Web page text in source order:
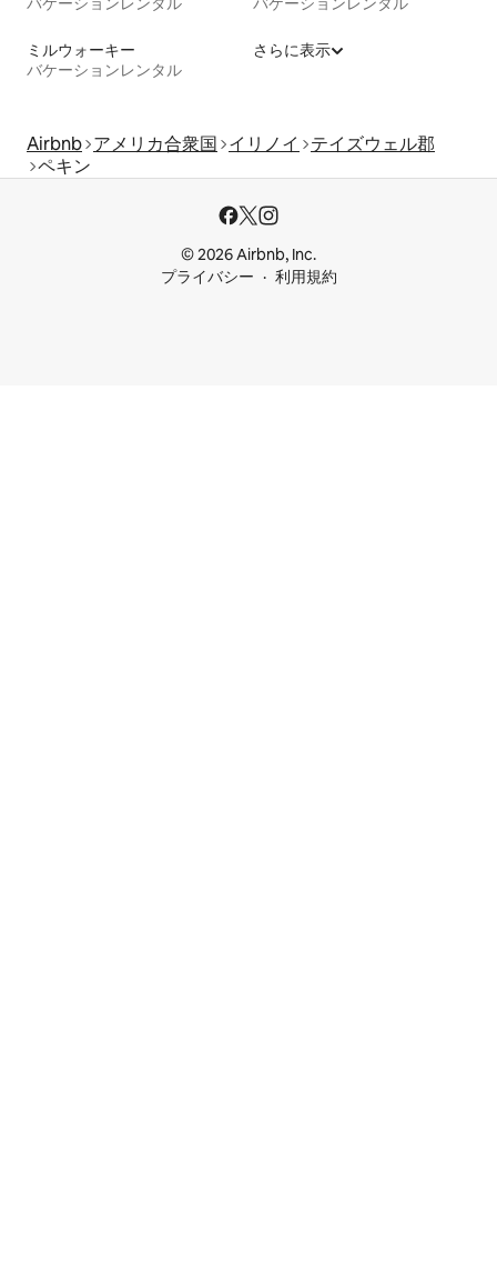
ミルウォーキー
バケーションレンタル
さらに表示
Airbnb アメリカ合衆国 イリノイ
テイズウェル郡
ペキン
© 2026 Airbnb, Inc.
プライバシー
利用規約